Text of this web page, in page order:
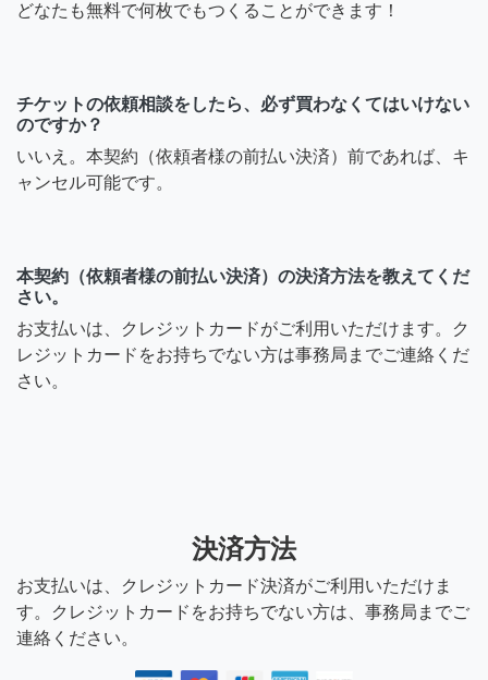
どなたも無料で何枚でもつくることができます！
チケットの依頼相談をしたら、必ず買わなくてはいけない
のですか？
いいえ。本契約（依頼者様の前払い決済）前であれば、キ
ャンセル可能です。
本契約（依頼者様の前払い決済）の決済方法を教えてくだ
さい。
お支払いは、クレジットカードがご利用いただけます。ク
レジットカードをお持ちでない方は事務局までご連絡くだ
さい。
決済方法
お支払いは、クレジットカード決済がご利用いただけま
す。クレジットカードをお持ちでない方は、事務局までご
連絡ください。